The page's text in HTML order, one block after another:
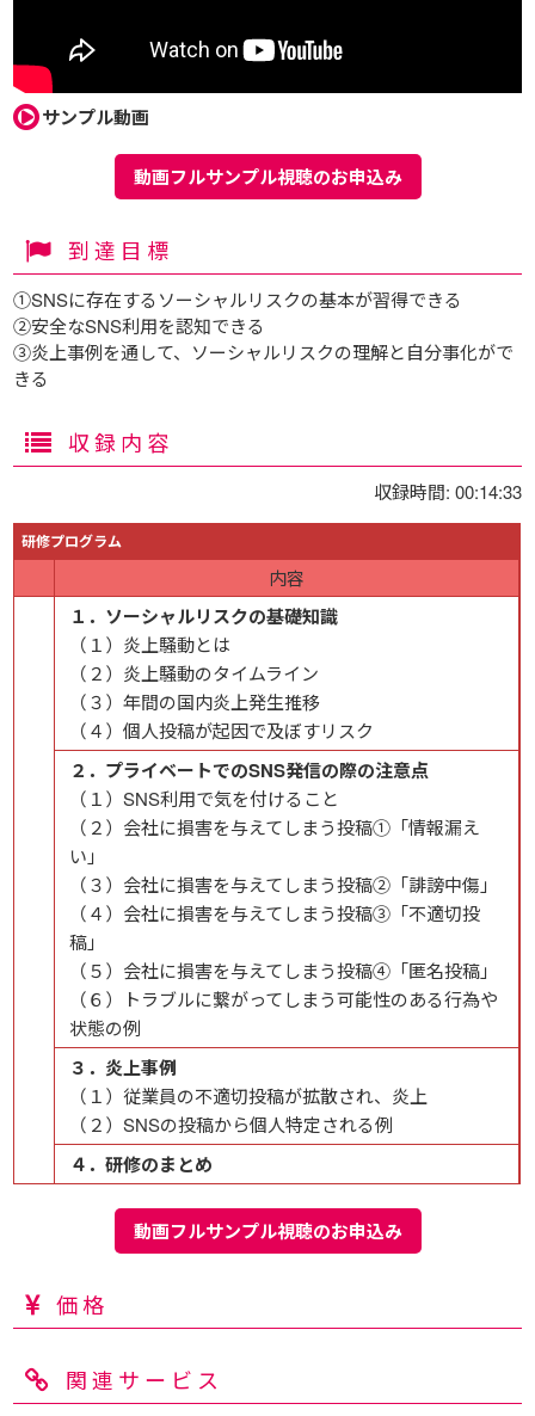
サンプル動画
動画フルサンプル視聴のお申込み
到達目標
①SNSに存在するソーシャルリスクの基本が習得できる
②安全なSNS利用を認知できる
③炎上事例を通して、ソーシャルリスクの理解と自分事化がで
きる
収録内容
収録時間: 00:14:33
研修プログラム
内容
１．ソーシャルリスクの基礎知識
（１）炎上騒動とは
（２）炎上騒動のタイムライン
（３）年間の国内炎上発生推移
（４）個人投稿が起因で及ぼすリスク
２．プライベートでのSNS発信の際の注意点
（１）SNS利用で気を付けること
（２）会社に損害を与えてしまう投稿①「情報漏え
い」
（３）会社に損害を与えてしまう投稿②「誹謗中傷」
（４）会社に損害を与えてしまう投稿③「不適切投
稿」
（５）会社に損害を与えてしまう投稿④「匿名投稿」
（６）トラブルに繋がってしまう可能性のある行為や
状態の例
３．炎上事例
（１）従業員の不適切投稿が拡散され、炎上
（２）SNSの投稿から個人特定される例
４．研修のまとめ
動画フルサンプル視聴のお申込み
価格
関連サービス